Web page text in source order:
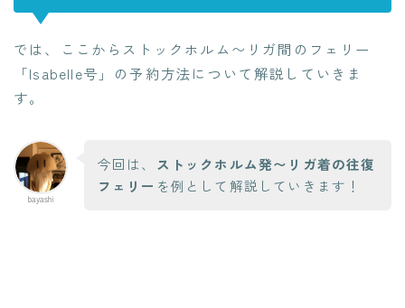
では、ここからストックホルム〜リガ間のフェリー
「Isabelle号」の予約方法について解説していきま
す。
bayashi
今回は、 ストックホルム発〜リガ着の往復
フェリー を例として解説していきます！